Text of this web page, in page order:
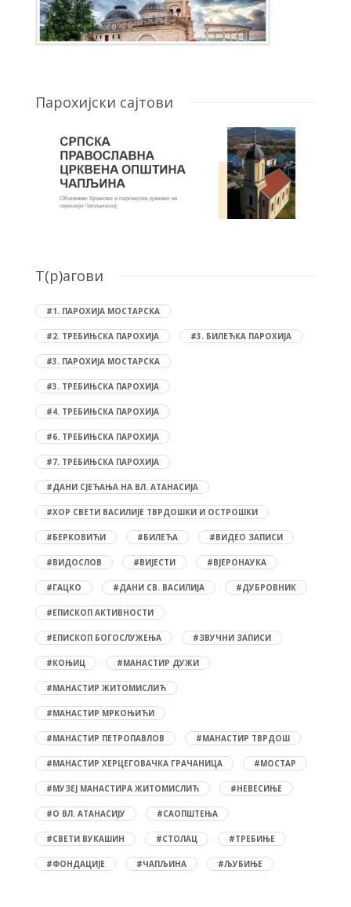
Парохијски сајтови
T(р)агови
#1. ПАРОХИЈА МОСТАРСКА
#2. ТРЕБИЊСКА ПАРОХИЈА #3. БИЛЕЋКА ПАРОХИЈА
#3. ПАРОХИЈА МОСТАРСКА
#3. ТРЕБИЊСКА ПАРОХИЈА
#4. ТРЕБИЊСКА ПАРОХИЈА
#6. ТРЕБИЊСКА ПАРОХИЈА
#7. ТРЕБИЊСКА ПАРОХИЈА
#ДАНИ СЈЕЋАЊА НА ВЛ. АТАНАСИЈА
#ХОР СВЕТИ ВАСИЛИЈЕ ТВРДОШКИ И ОСТРОШКИ
#БЕРКОВИЋИ #БИЛЕЋА #ВИДЕО ЗАПИСИ
#ВИДОСЛОВ #ВИЈЕСТИ #ВЈЕРОНАУКА
#ГАЦКО #ДАНИ СВ. ВАСИЛИЈА #ДУБРОВНИК
#ЕПИСКОП АКТИВНОСТИ
#ЕПИСКОП БОГОСЛУЖЕЊА #ЗВУЧНИ ЗАПИСИ
#КОЊИЦ #МАНАСТИР ДУЖИ
#МАНАСТИР ЖИТОМИСЛИЋ
#МАНАСТИР МРКОЊИЋИ
#МАНАСТИР ПЕТРОПАВЛОВ #МАНАСТИР ТВРДОШ
#МАНАСТИР ХЕРЦЕГОВАЧКА ГРАЧАНИЦА #МОСТАР
#МУЗЕЈ МАНАСТИРА ЖИТОМИСЛИЋ #НЕВЕСИЊЕ
#О ВЛ. АТАНАСИЈУ #САОПШТЕЊА
#СВЕТИ ВУКАШИН #СТОЛАЦ #ТРЕБИЊЕ
#ФОНДАЦИЈЕ #ЧАПЉИНА #ЉУБИЊЕ